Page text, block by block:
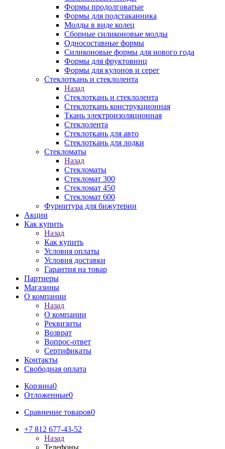
Формы продолговатые
Формы для подстаканника
Молды в виде колец
Сборные силиконовые молды
Односоставные формы
Силиконовые формы для нового года
Формы для фруктовниц
Формы для кулонов и серег
Стеклоткань и стеклолента
Назад
Стеклоткань и стеклолента
Стеклоткань конструкционная
Ткань электроизоляционная
Стеклолента
Стеклоткань для авто
Стеклоткань для лодки
Стекломаты
Назад
Стекломаты
Стекломат 300
Стекломат 450
Стекломат 600
Фурнитура для бижутерии
Акции
Как купить
Назад
Как купить
Условия оплаты
Условия доставки
Гарантия на товар
Партнеры
Магазины
О компании
Назад
О компании
Реквизиты
Возврат
Вопрос-ответ
Сертификаты
Контакты
Свободная оплата
Корзина0
Отложенные0
Сравнение товаров0
+7 812 677-43-52
Назад
Телефоны